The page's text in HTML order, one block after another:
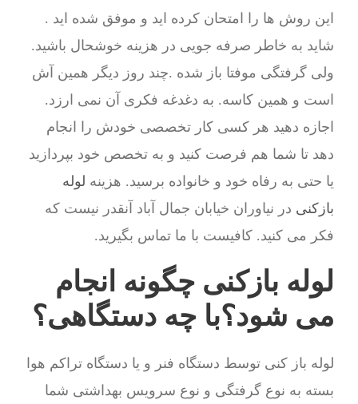
این روش ها را امتحان کرده اید و موفق شده اید .
شاید به خاطر صرفه جویی در هزینه خوشحال باشید.
ولی گرفتگی موفتا باز شده .چند روز دیگر همین آش
است و همین کاسه. به دغدغه فکری آن نمی ارزد.
اجازه دهید هر کسی کار تخصصی خودش را انجام
دهد تا شما هم فرصت کنید و به تخصص خود بپردازید
یا حتی به رفاه خود و خانواده برسید. هزینه لوله
بازکنی در نیاوران خیابان جمال آباد آنقدر نیست که
فکر می کنید. کافیست با ما تماس بگیرید.
لوله بازکنی چگونه انجام
می شود؟با چه دستگاهی؟
لوله باز کنی توسط دستگاه فنر و یا دستگاه تراکم هوا
بسته به نوع گرفتگی و نوع سرویس بهداشتی شما